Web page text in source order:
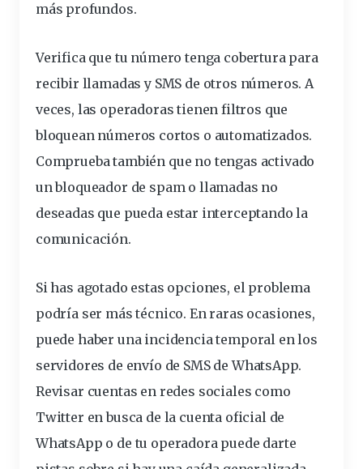
más profundos.
Verifica que tu número tenga cobertura para
recibir llamadas y SMS de otros números. A
veces, las operadoras tienen filtros que
bloquean números cortos o automatizados.
Comprueba también que no tengas activado
un bloqueador de spam o llamadas no
deseadas que pueda estar interceptando la
comunicación.
Si has agotado estas opciones, el problema
podría ser más técnico. En raras ocasiones,
puede haber una incidencia temporal en los
servidores de envío de SMS de WhatsApp.
Revisar cuentas en redes sociales como
Twitter en busca de la cuenta oficial de
WhatsApp o de tu operadora puede darte